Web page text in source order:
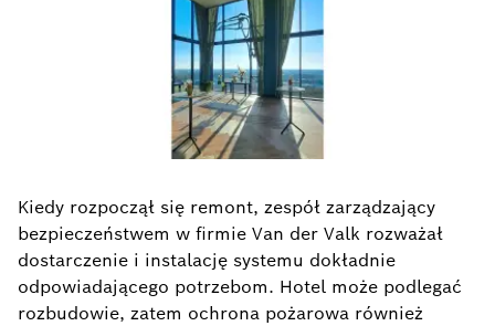
Kiedy rozpoczął się remont, zespół zarządzający
bezpieczeństwem w firmie Van der Valk rozważał
dostarczenie i instalację systemu dokładnie
odpowiadającego potrzebom. Hotel może podlegać
rozbudowie, zatem ochrona pożarowa również